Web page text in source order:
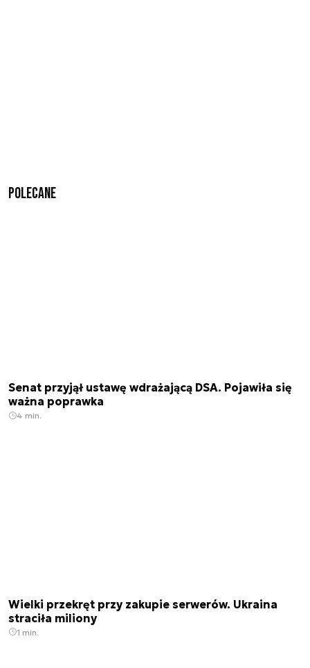
Polecane
Senat przyjął ustawę wdrażającą DSA. Pojawiła się
ważna poprawka
4 min.
Wielki przekręt przy zakupie serwerów. Ukraina
straciła miliony
1 min.